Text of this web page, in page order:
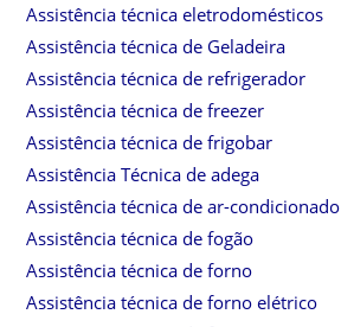
Assistência técnica eletrodomésticos
Assistência técnica de Geladeira
Assistência técnica de refrigerador
Assistência técnica de freezer
Assistência técnica de frigobar
Assistência Técnica de adega
Assistência técnica de ar-condicionado
Assistência técnica de fogão
Assistência técnica de forno
Assistência técnica de forno elétrico